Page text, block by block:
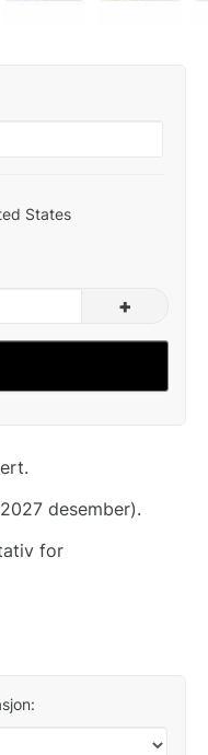
States
+
desember).
for